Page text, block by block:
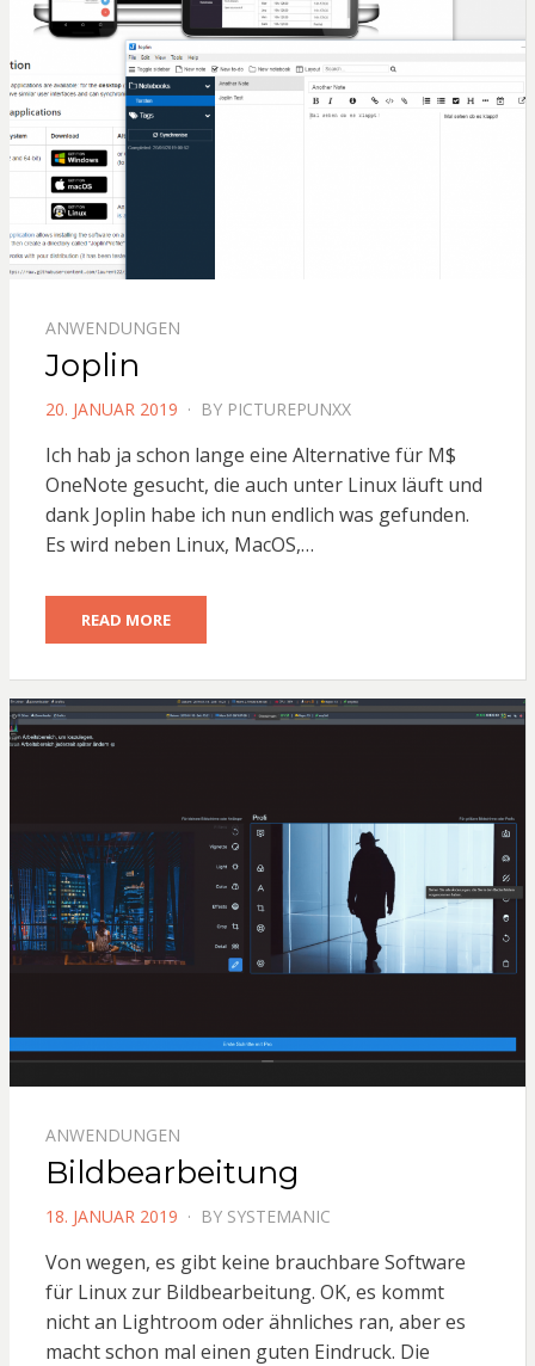
ANWENDUNGEN
Joplin
POSTED
20. JANUAR 2019 BY PICTUREPUNXX
Ich hab ja schon lange eine Alternative für M$
OneNote gesucht, die auch unter Linux läuft und
dank Joplin habe ich nun endlich was gefunden.
Es wird neben Linux, MacOS,…
READ MORE
ANWENDUNGEN
Bildbearbeitung
POSTED
18. JANUAR 2019 BY SYSTEMANIC
Von wegen, es gibt keine brauchbare Software
für Linux zur Bildbearbeitung. OK, es kommt
nicht an Lightroom oder ähnliches ran, aber es
macht schon mal einen guten Eindruck. Die